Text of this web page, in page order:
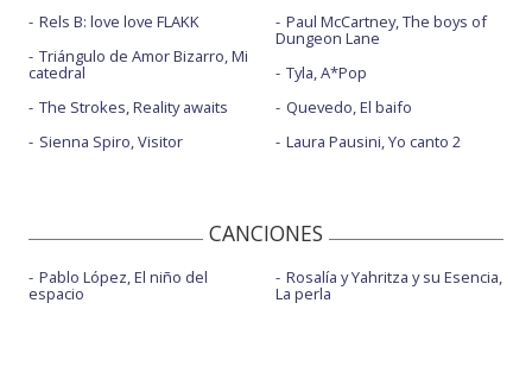
Rels B: love love FLAKK
Triángulo de Amor Bizarro, Mi
catedral
The Strokes, Reality awaits
Sienna Spiro, Visitor
Paul McCartney, The boys of
Dungeon Lane
Tyla, A*Pop
Quevedo, El baifo
Laura Pausini, Yo canto 2
CANCIONES
Pablo López, El niño del
espacio
Rosalía y Yahritza y su Esencia,
La perla